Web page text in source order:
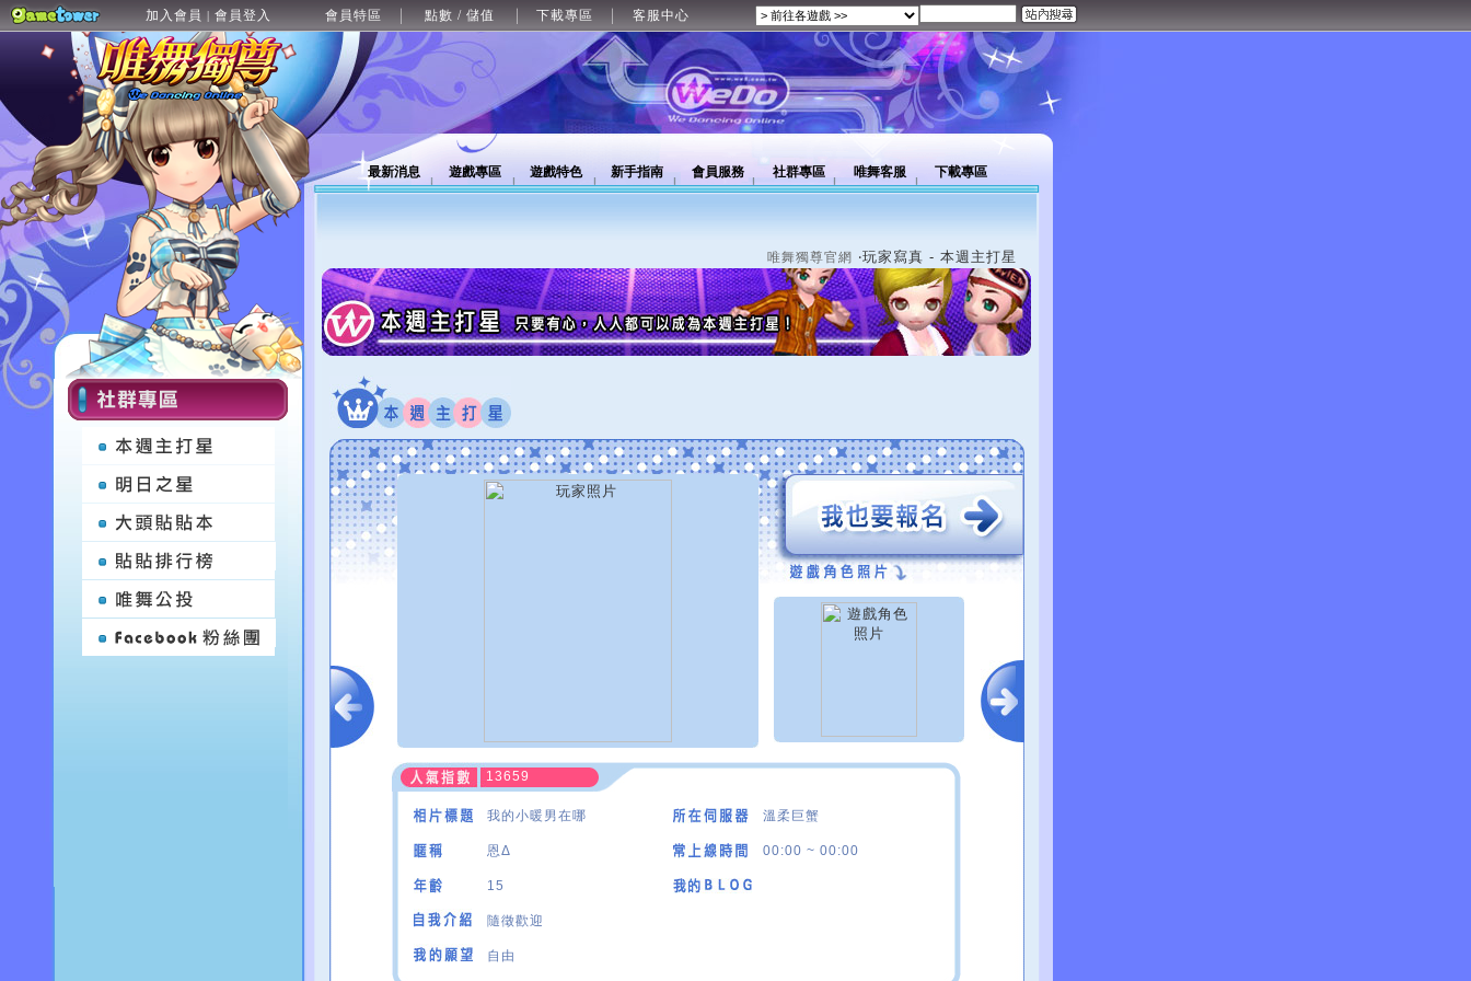
加入會員 | 會員登入 會員特區 點數 / 儲值 下載專區 客服中心
最新消息 遊戲專區 遊戲特色 新手指南 會員服務 社群專區 唯舞客服 下載專區
唯舞獨尊官網 ‧玩家寫真 - 本週主打星
13659
我的小暖男在哪 溫柔巨蟹
恩Δ 00:00 ~ 00:00
15
隨徵歡迎
自由